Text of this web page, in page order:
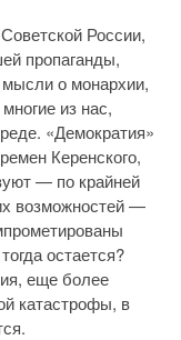
России,
пропаганды,
о монархии,
из нас,
«Демократия»
Керенского,
— по крайней
возможностей —
остается?
еще более
катастрофы, в